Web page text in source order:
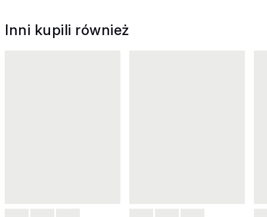
Inni kupili również